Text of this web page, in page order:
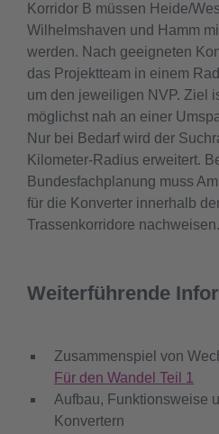
Korridor B müssen Heide/
Wilhelmshaven und Hamm
werden. Nach geeigneten
das Projektteam in einem
um den jeweiligen NVP. Ziel
möglichst nah an einer
Nur bei Bedarf wird der
Kilometer-Radius erweitert.
Bundesfachplanung muss
für die Konverter innerhalb
Trassenkorridore nachweisen.
Weiterführende
Zusammenspiel von
Für den Wandel Teil 1
Aufbau, Funktionsweise
Konvertern